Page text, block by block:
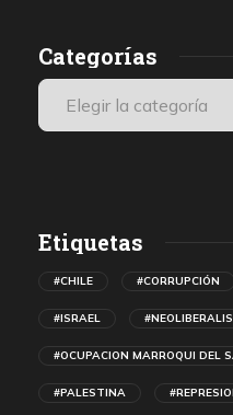
Categorías
Etiquetas
#CHILE #CORRUPCIÓN
#ISRAEL
#OCUPACION MARROQUI DEL
#PALESTINA